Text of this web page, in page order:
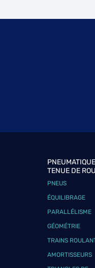
14
17.08
km
33610
8
23.07
175
33610
TENUE DE
PNEUS
ÉQUILIBRAGE
PARALLÉLISME
GÉOMÉTRIE
TRAINS
AMORTISSEURS